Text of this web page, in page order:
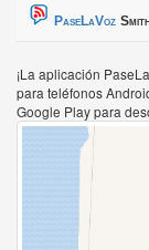
PaseLaVoz
¡La aplicación
para teléfonos
Google Play para